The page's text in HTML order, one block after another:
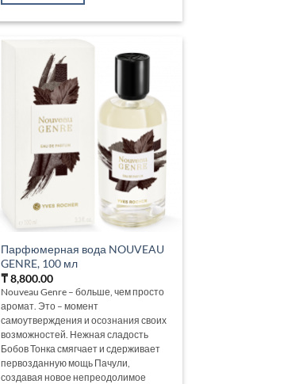
Парфюмерная вода NOUVEAU
GENRE, 100 мл
₸8,800.00
Nouveau Genre – больше, чем просто
аромат. Это – момент
самоутверждения и осознания своих
возможностей. Нежная сладость
Бобов Тонка смягчает и сдерживает
первозданную мощь Пачули,
создавая новое непреодолимое